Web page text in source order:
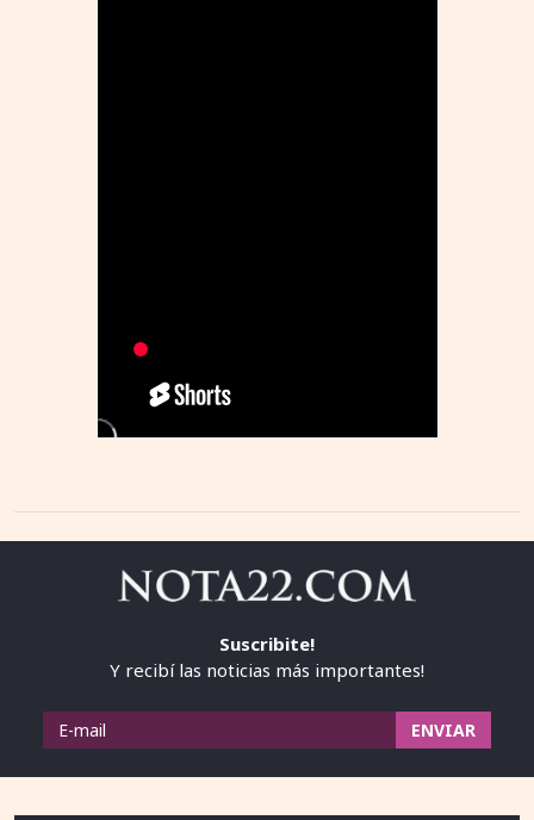
Suscribite!
Y recibí las noticias más importantes!